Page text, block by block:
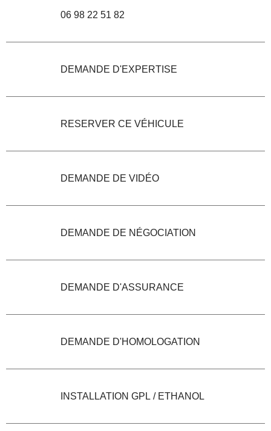
06 98 22 51 82
DEMANDE D'EXPERTISE
RESERVER CE VÉHICULE
DEMANDE DE VIDÉO
DEMANDE DE NÉGOCIATION
DEMANDE D'ASSURANCE
DEMANDE D'HOMOLOGATION
INSTALLATION GPL / ETHANOL